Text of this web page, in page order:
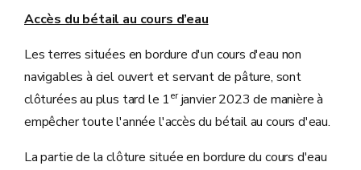
Accès du bétail au cours d’eau
Les terres situées en bordure d'un cours d'eau non
navigables à ciel ouvert et servant de pâture, sont
clôturées au plus tard le 1erjanvier 2023 de manière à
empêcher toute l'année l'accès du bétail au cours d'eau.
La partie de la clôture située en bordure du cours d'eau